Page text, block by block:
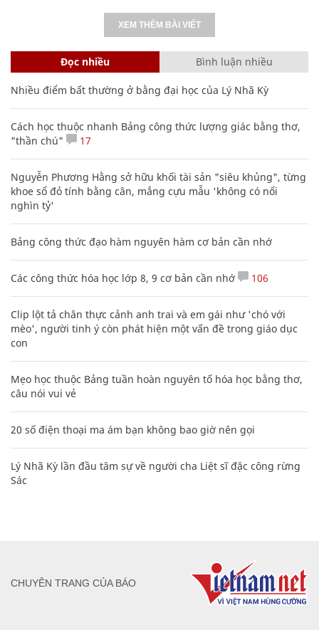
XEM THÊM BÀI VIẾT
Đọc nhiều Bình luận nhiều
Nhiều điểm bất thường ở bằng đại học của Lý Nhã Kỳ
Cách học thuộc nhanh Bảng công thức lượng giác bằng thơ,
"thần chú"
17
Nguyễn Phương Hằng sở hữu khối tài sản "siêu khủng", từng
khoe sổ đỏ tính bằng cân, mắng cựu mẫu 'không có nổi
nghìn tỷ'
Bảng công thức đạo hàm nguyên hàm cơ bản cần nhớ
Các công thức hóa học lớp 8, 9 cơ bản cần nhớ 106
Clip lột tả chân thực cảnh anh trai và em gái như 'chó với
mèo', người tinh ý còn phát hiện một vấn đề trong giáo dục
con
Mẹo học thuộc Bảng tuần hoàn nguyên tố hóa học bằng thơ,
câu nói vui vẻ
20 số điện thoại ma ám bạn không bao giờ nên gọi
Lý Nhã Kỳ lần đầu tâm sự về người cha Liệt sĩ đặc công rừng
Sác
CHUYÊN TRANG CỦA BÁO